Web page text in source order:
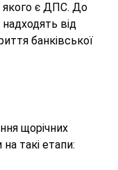
якого є ДПС. До
від
банківської
щорічних
такі етапи: